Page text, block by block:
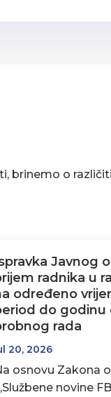
brinemo o
Javnog
radnika u
određeno
do godinu
rada
20, 2026
osnovu Zakona
novine